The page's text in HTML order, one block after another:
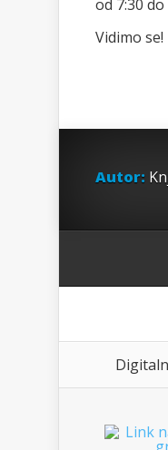
od 7:30 do
Vidimo se!
Autor: